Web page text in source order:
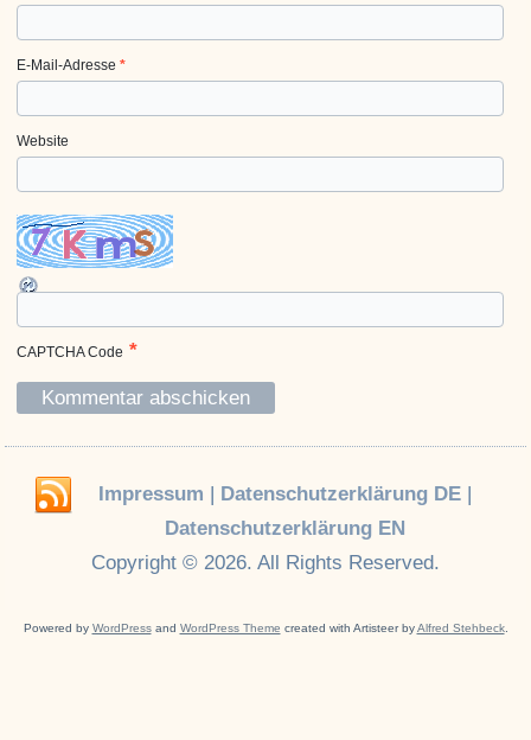
E-Mail-Adresse*
Website
CAPTCHA Code *
Impressum | Datenschutzerklärung DE|
Datenschutzerklärung EN
Copyright © 2026. All Rights Reserved.
Powered by WordPressand WordPress Theme created with Artisteer byAlfred Stehbeck.